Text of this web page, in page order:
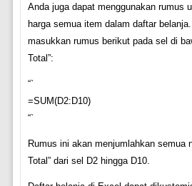
Anda juga dapat menggunakan rumus
harga semua item dalam daftar
masukkan rumus berikut pada sel di
Total”:
“`
=SUM(D2:D10)
“`
Rumus ini akan menjumlahkan semua
Total” dari sel D2 hingga D10.